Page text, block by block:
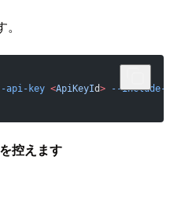
key <ApiKeyId> --include-
控えます